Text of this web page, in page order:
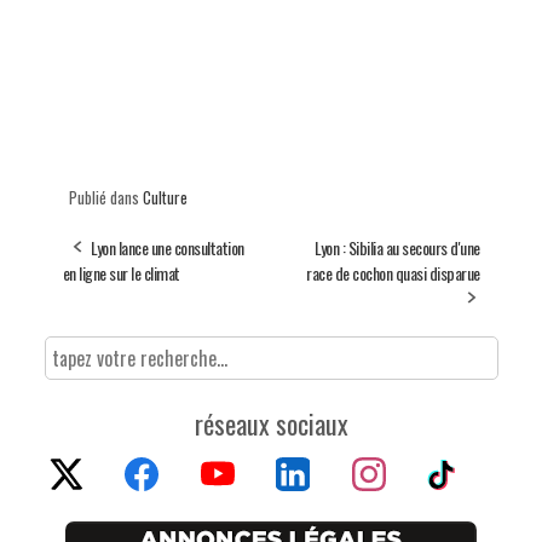
Publié dans Culture
Lyon lance une consultation
en ligne sur le climat
Lyon : Sibilia au secours d'une
race de cochon quasi disparue
réseaux sociaux